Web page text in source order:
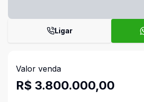
Ligar
Valor venda
R$ 3.800.000,00